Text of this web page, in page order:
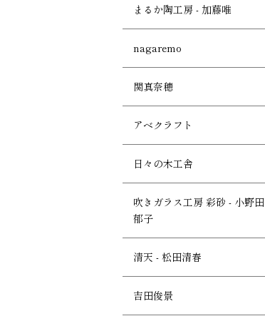
まるか陶工房 - 加藤唯
nagaremo
関真奈穂
アベクラフト
日々の木工舎
吹きガラス工房 彩砂 - 小野田
郁子
清天 - 松田清春
吉田俊景